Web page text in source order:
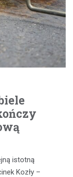
istotną
Kozły –